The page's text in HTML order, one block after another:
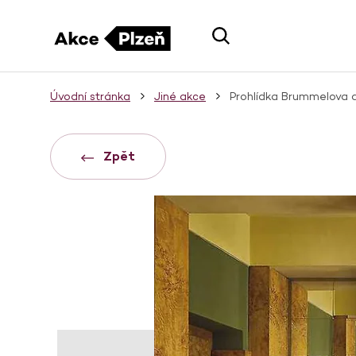
Úvodní stránka Jiné akce Prohlídka Brummelova
Zpět